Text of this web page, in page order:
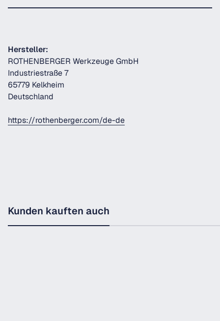
Hersteller:
ROTHENBERGER Werkzeuge GmbH
Industriestraße 7
65779 Kelkheim
Deutschland
https://rothenberger.com/de-de
Kunden kauften auch